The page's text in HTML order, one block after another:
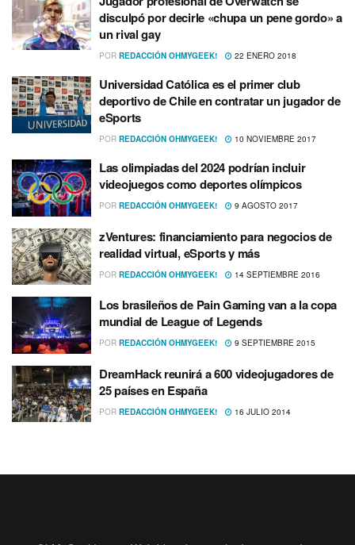
disculpó por decirle «chupa un pene gordo» a
un rival gay
POR REDACCIÓN OHMYGEEK! 22 ENERO 2018
Universidad Católica es el primer club
deportivo de Chile en contratar un jugador de
eSports
POR REDACCIÓN OHMYGEEK! 10 NOVIEMBRE 2017
Las olimpiadas del 2024 podrí­an incluir
videojuegos como deportes olí­mpicos
POR REDACCIÓN OHMYGEEK! 9 AGOSTO 2017
zVentures: financiamiento para negocios de
realidad virtual, eSports y más
POR REDACCIÓN OHMYGEEK! 14 SEPTIEMBRE 2016
Los brasileños de Pain Gaming van a la copa
mundial de League of Legends
POR REDACCIÓN OHMYGEEK! 9 SEPTIEMBRE 2015
DreamHack reunirá a 600 videojugadores de
25 paí­ses en España
POR REDACCIÓN OHMYGEEK! 16 JULIO 2014